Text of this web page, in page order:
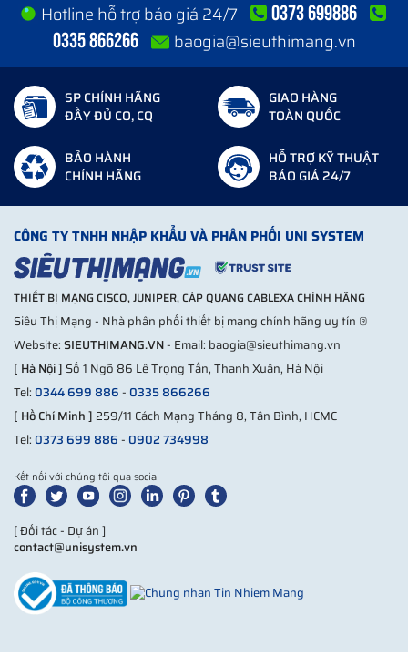
Hotline hỗ trợ báo giá 24/7
0373 699886
0335 866266
baogia@sieuthimang.vn
SP CHÍNH HÃNG
ĐẦY ĐỦ CO, CQ
GIAO HÀNG
TOÀN QUỐC
BẢO HÀNH
CHÍNH HÃNG
HỖ TRỢ KỸ THUẬT
BÁO GIÁ 24/7
CÔNG TY TNHH NHẬP KHẨU VÀ PHÂN PHỐI UNI SYSTEM
THIẾT BỊ MẠNG CISCO, JUNIPER, CÁP QUANG CABLEXA CHÍNH HÃNG
Siêu Thị Mạng - Nhà phân phối thiết bị mạng chính hãng uy tín ®
Website:SIEUTHIMANG.VN- Email: baogia@sieuthimang.vn
[ Hà Nội ] Số 1 Ngõ 86 Lê Trọng Tấn, Thanh Xuân, Hà Nội
Tel:0344 699 886-0335 866266
[ Hồ Chí Minh ] 259/11 Cách Mạng Tháng 8, Tân Bình, HCMC
Tel:0373 699 886-0902 734998
Kết nối với chúng tôi qua social
[ Đối tác - Dự án ]
contact@unisystem.vn